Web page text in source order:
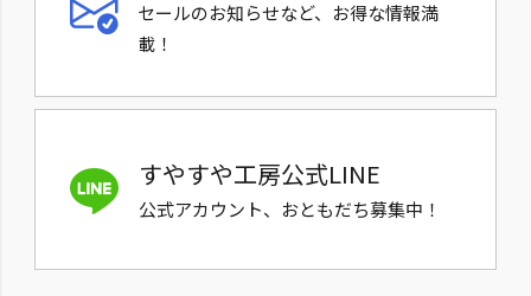
セールのお知らせなど、お得な情報満
載！
すやすや工房公式LINE
公式アカウント、おともだち募集中！